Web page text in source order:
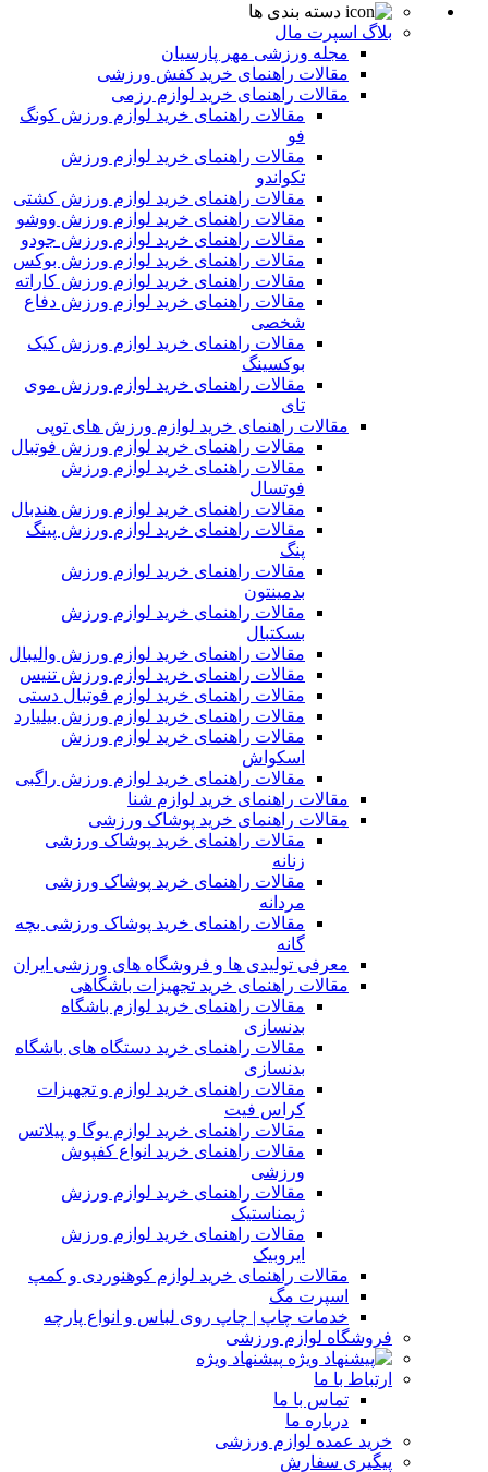
دسته بندی ها
بلاگ اسپرت مال
مجله ورزشی مهر پارسیان
مقالات راهنمای خرید کفش ورزشی
مقالات راهنمای خرید لوازم رزمی
مقالات راهنمای خرید لوازم ورزش کونگ
فو
مقالات راهنمای خرید لوازم ورزش
تکواندو
مقالات راهنمای خرید لوازم ورزش کشتی
مقالات راهنمای خرید لوازم ورزش ووشو
مقالات راهنمای خرید لوازم ورزش جودو
مقالات راهنمای خرید لوازم ورزش بوکس
مقالات راهنمای خرید لوازم ورزش کاراته
مقالات راهنمای خرید لوازم ورزش دفاع
شخصی
مقالات راهنمای خرید لوازم ورزش کیک
بوکسینگ
مقالات راهنمای خرید لوازم ورزش موی
تای
مقالات راهنمای خرید لوازم ورزش های توپی
مقالات راهنمای خرید لوازم ورزش فوتبال
مقالات راهنمای خرید لوازم ورزش
فوتسال
مقالات راهنمای خرید لوازم ورزش هندبال
مقالات راهنمای خرید لوازم ورزش پینگ
پنگ
مقالات راهنمای خرید لوازم ورزش
بدمینتون
مقالات راهنمای خرید لوازم ورزش
بسکتبال
مقالات راهنمای خرید لوازم ورزش والیبال
مقالات راهنمای خرید لوازم ورزش تنیس
مقالات راهنمای خرید لوازم فوتبال دستی
مقالات راهنمای خرید لوازم ورزش بیلیارد
مقالات راهنمای خرید لوازم ورزش
اسکواش
مقالات راهنمای خرید لوازم ورزش راگبی
مقالات راهنمای خرید لوازم شنا
مقالات راهنمای خرید پوشاک ورزشی
مقالات راهنمای خرید پوشاک ورزشی
زنانه
مقالات راهنمای خرید پوشاک ورزشی
مردانه
مقالات راهنمای خرید پوشاک ورزشی بچه
گانه
معرفی تولیدی ها و فروشگاه های ورزشی ایران
مقالات راهنمای خرید تجهیزات باشگاهی
مقالات راهنمای خرید لوازم باشگاه
بدنسازی
مقالات راهنمای خرید دستگاه های باشگاه
بدنسازی
مقالات راهنمای خرید لوازم و تجهیزات
کراس فیت
مقالات راهنمای خرید لوازم یوگا و پیلاتس
مقالات راهنمای خرید انواع کفپوش
ورزشی
مقالات راهنمای خرید لوازم ورزش
ژیمناستیک
مقالات راهنمای خرید لوازم ورزش
ایروبیک
مقالات راهنمای خرید لوازم کوهنوردی و کمپ
اسپرت مگ
خدمات چاپ | چاپ روی لباس و انواع پارچه
فروشگاه لوازم ورزشی
پیشنهاد ویژه
ارتباط با ما
تماس با ما
درباره ما
خرید عمده لوازم ورزشی
پیگیری سفارش